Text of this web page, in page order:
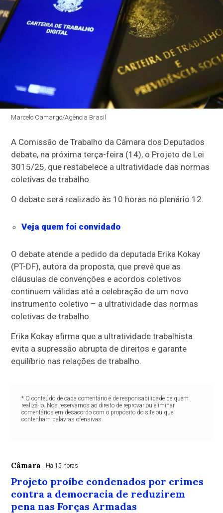
Marcelo Camargo/Agência Brasil
A Comissão de Trabalho da Câmara dos Deputados
debate, na próxima terça-feira (14), o Projeto de Lei
3015/25, que restabelece a ultratividade das normas
coletivas de trabalho.
O debate será realizado às 10 horas no plenário 12.
Veja quem foi convidado
O debate atende a pedido da deputada Erika Kokay
(PT-DF), autora da proposta, que prevê que as
cláusulas de convenções e acordos coletivos
continuem válidas até a celebração de um novo
instrumento coletivo – a ultratividade das normas
coletivas de trabalho.
Erika Kokay afirma que a ultratividade trabalhista
evita a supressão abrupta de direitos e garante
equilíbrio nas relações de trabalho.
* O conteúdo de cada comentário é de responsabilidade de quem
realizá-lo. Nos reservamos ao direito de reprovar ou eliminar
comentários em desacordo com o propósito do site ou que
contenham palavras ofensivas.
Câmara Há 15 horas
Projeto proíbe condenados por crimes
contra a democracia de reduzirem
pena nas Forças Armadas